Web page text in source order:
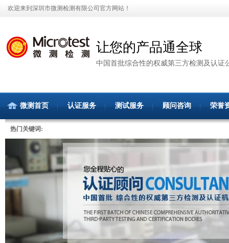
欢迎来到深圳市微测检测有限公司官方网站！
让您的产品通全球
中国首批综合性的权威第三方检测及认证
微测首页 认证服务 测试服务 顾问咨询 荣誉
热门关键词: